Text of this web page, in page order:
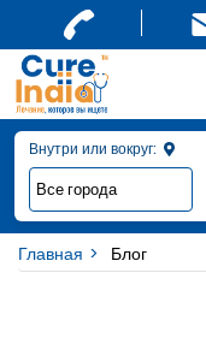
Внутри или вокруг:
Главная Блог